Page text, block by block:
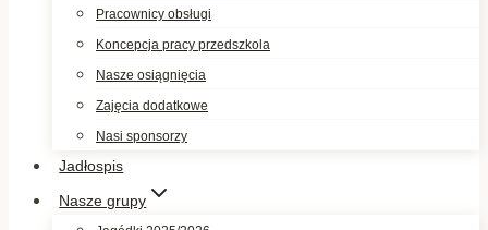
Pracownicy obsługi
Koncepcja pracy przedszkola
Nasze osiągnięcia
Zajęcia dodatkowe
Nasi sponsorzy
Jadłospis
Nasze grupy